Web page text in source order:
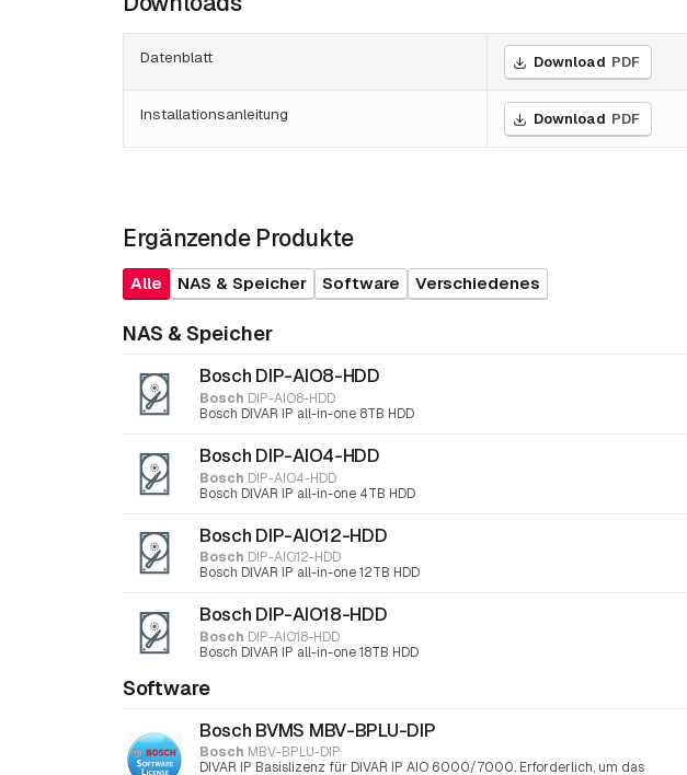
Datenblatt Download PDF
Installationsanleitung Download PDF
Ergänzende Produkte
Alle NAS & Speicher Software Verschiedenes
NAS & Speicher
Bosch DIP-AIO8-HDD
Bosch DIP-AIO8-HDD
Bosch DIVAR IP all-in-one 8TB HDD
Bosch DIP-AIO4-HDD
Bosch DIP-AIO4-HDD
Bosch DIVAR IP all-in-one 4TB HDD
Bosch DIP-AIO12-HDD
Bosch DIP-AIO12-HDD
Bosch DIVAR IP all-in-one 12TB HDD
Bosch DIP-AIO18-HDD
Bosch DIP-AIO18-HDD
Bosch DIVAR IP all-in-one 18TB HDD
Software
Bosch BVMS MBV-BPLU-DIP
Bosch MBV-BPLU-DIP
DIVAR IP Basislizenz für DIVAR IP AIO 6000/7000. Erforderlich, um das